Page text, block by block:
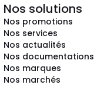
Nos solutions
Nos promotions
Nos services
Nos actualités
Nos documentations
Nos marques
Nos marchés